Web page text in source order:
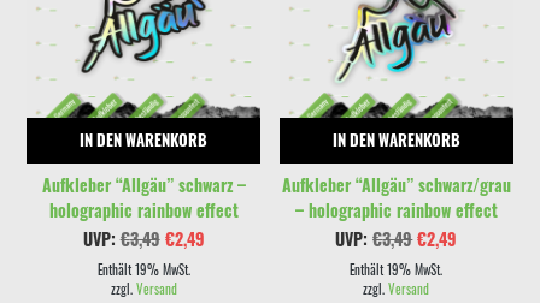
IN DEN WARENKORB
Aufkleber “Allgäu” schwarz –
holographic rainbow effect
UVP: €3,49 Ursprünglicher
Preis
war:
€3,49
€2,49Aktueller
Enthält 19% MwSt.
zzgl.Versand
IN DEN WARENKORB
Aufkleber “Allgäu” schwarz/grau
– holographic rainbow effect
UVP: €3,49Ursprünglicher
Preis
war:
€3,49
€2,49
Enthält 19% MwSt.
zzgl.Versand